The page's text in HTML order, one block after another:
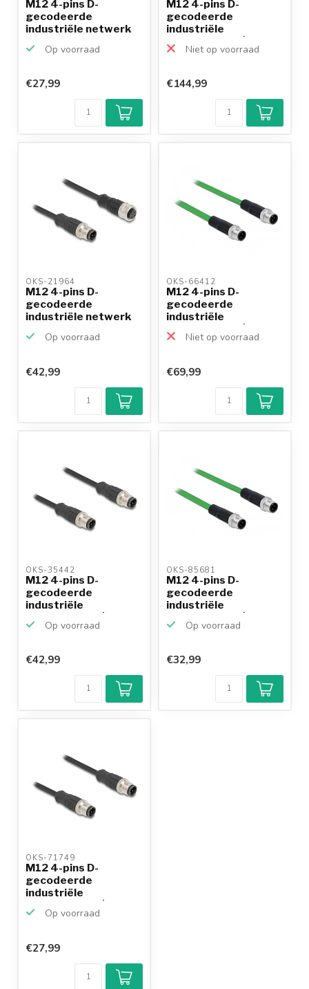
M12 4-pins D-
gecodeerde
industriële netwerk
Op voorraad
€27,99
M12 4-pins D-
gecodeerde
industriële
netwerkkabel | CAT5e
...
Niet op voorraad
Klantenbeoordeling
9,2/10
Achteraf
betalen mogelijk
€144,99
OKS-21964
M12 4-pins D-
gecodeerde
industriële netwerk
Op voorraad
€42,99
OKS-66412
M12 4-pins D-
gecodeerde
industriële
netwerkkabel | CAT5e
...
Niet op voorraad
€69,99
OKS-35442
M12 4-pins D-
gecodeerde
industriële
netwerkkabel | CAT5e
...
Op voorraad
€42,99
OKS-85681
M12 4-pins D-
gecodeerde
industriële
netwerkkabel | CAT5e
...
Op voorraad
€32,99
OKS-71749
M12 4-pins D-
gecodeerde
industriële
netwerkkabel | CAT5e
...
Op voorraad
€27,99